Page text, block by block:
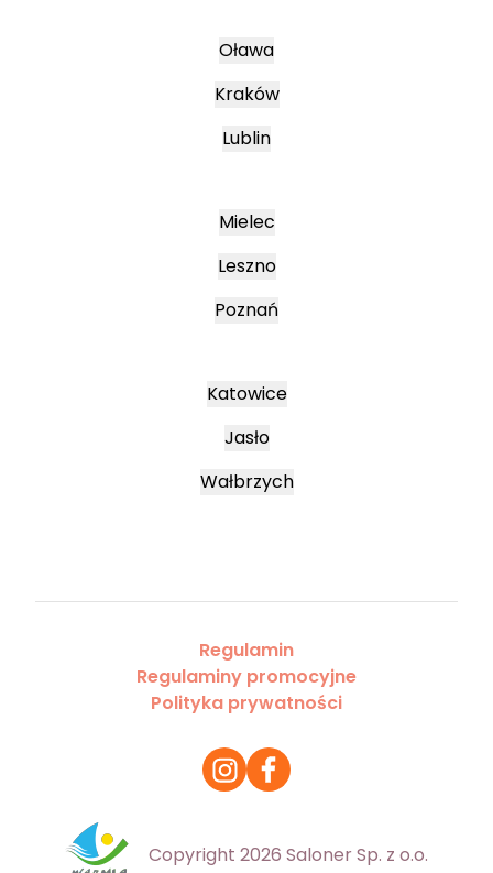
Oława
Kraków
Lublin
Mielec
Leszno
Poznań
Katowice
Jasło
Wałbrzych
Regulamin
Regulaminy promocyjne
Polityka prywatności
Copyright 2026 Saloner Sp. z o.o.